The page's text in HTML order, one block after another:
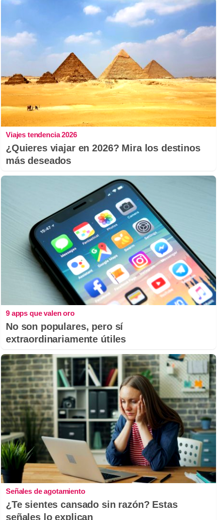
Viajes tendencia 2026
¿Quieres viajar en 2026? Mira los destinos
más deseados
9 apps que valen oro
No son populares, pero sí
extraordinariamente útiles
Señales de agotamiento
¿Te sientes cansado sin razón? Estas
señales lo explican